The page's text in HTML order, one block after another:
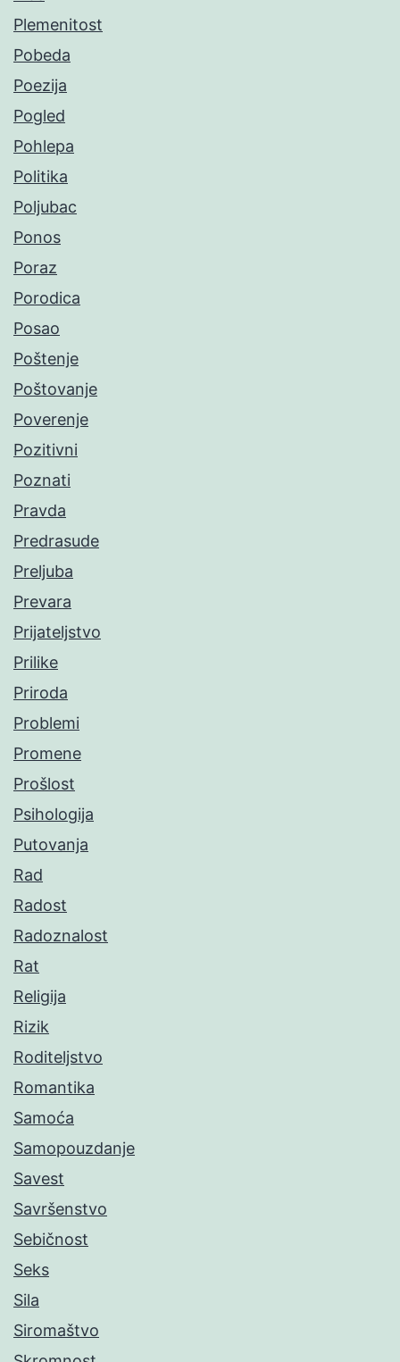
Plemenitost
Pobeda
Poezija
Pogled
Pohlepa
Politika
Poljubac
Ponos
Poraz
Porodica
Posao
Poštenje
Poštovanje
Poverenje
Pozitivni
Poznati
Pravda
Predrasude
Preljuba
Prevara
Prijateljstvo
Prilike
Priroda
Problemi
Promene
Prošlost
Psihologija
Putovanja
Rad
Radost
Radoznalost
Rat
Religija
Rizik
Roditeljstvo
Romantika
Samoća
Samopouzdanje
Savest
Savršenstvo
Sebičnost
Seks
Sila
Siromaštvo